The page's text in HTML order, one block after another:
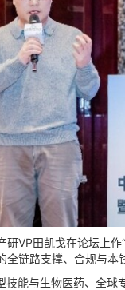
田凯戈在论坛上作“
全链路支撑、合规与本
与生物医药、全球专